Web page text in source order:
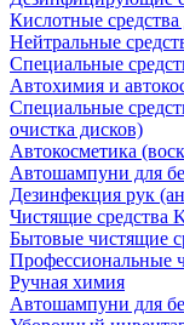
Кислотные
Нейтральные
Специальные
Автохимия и
Специальные
очистка дисков)
Автокосметика
Автошампуни для
Дезинфекция рук
Чистящие средства
Бытовые чистящие
Профессиональные
Ручная химия
Автошампуни для